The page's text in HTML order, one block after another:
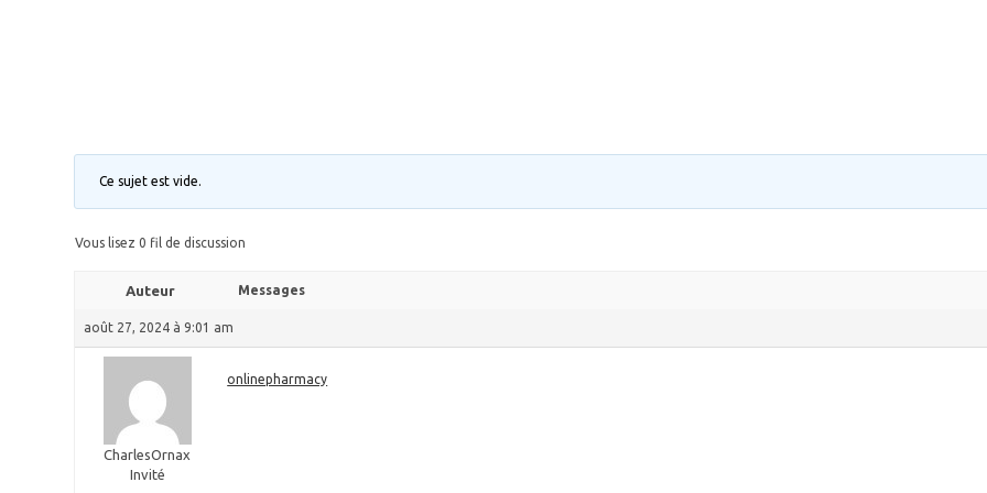
Ce sujet est vide.
Vous lisez 0 fil de discussion
Auteur Messages
août 27, 2024 à 9:01 am
CharlesOrnax
Invité
onlinepharmacy